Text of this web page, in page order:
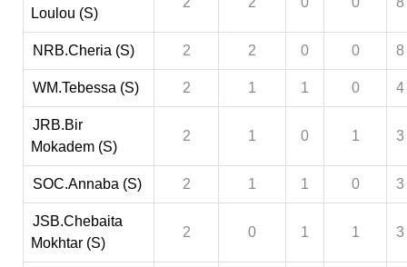
Loulou (S)
NRB.Cheria (S) 2 2 0 0 8
WM.Tebessa (S) 2 1 1 0 4
JRB.Bir
Mokadem (S)
2 1 0 1 3
SOC.Annaba (S) 2 1 1 0 3
JSB.Chebaita
Mokhtar (S)
2 0 1 1 3